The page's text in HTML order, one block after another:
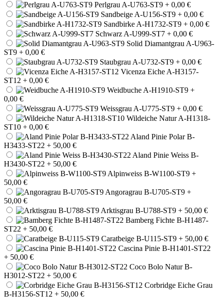
Perlgrau A-U763-ST9 + 0,00 €
Sandbeige A-U156-ST9 + 0,00 €
Sandbirke A-H1732-ST9 + 0,00 €
Schwarz A-U999-ST7 + 0,00 €
Solid Diamantgrau A-U963-
ST9 + 0,00 €
Staubgrau A-U732-ST9 + 0,00 €
Vicenza Eiche A-H3157-
ST12 + 0,00 €
Weidbuche A-H1910-ST9 +
0,00 €
Weissgrau A-U775-ST9 + 0,00 €
Wildeiche Natur A-H1318-
ST10 + 0,00 €
Aland Pinie Polar B-
H3433-ST22 + 50,00 €
Aland Pinie Weiss B-
H3430-ST22 + 50,00 €
Alpinweiss B-W1100-ST9 +
50,00 €
Angoragrau B-U705-ST9 +
50,00 €
Arktisgrau B-U788-ST9 + 50,00 €
Bamberg Fichte B-H1487-
ST22 + 50,00 €
Caratbeige B-U115-ST9 + 50,00 €
Cascina Pinie B-H1401-ST22
+ 50,00 €
Coco Bolo Natur B-
H3012-ST22 + 50,00 €
Corbridge Eiche Grau
B-H3156-ST12 + 50,00 €